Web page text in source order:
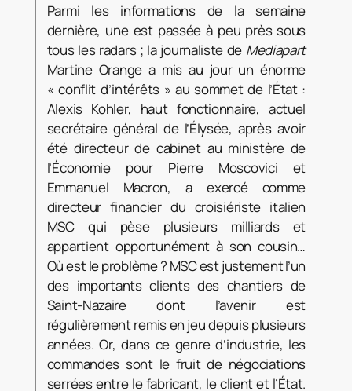
Parmi les informations de la semaine
dernière, une est passée à peu près sous
tous les radars ; la journaliste de Mediapart
Martine Orange a mis au jour un énorme
« conflit d’intérêts » au sommet de l’État :
Alexis Kohler, haut fonctionnaire, actuel
secrétaire général de l’Élysée, après avoir
été directeur de cabinet au ministère de
l’Économie pour Pierre Moscovici et
Emmanuel Macron, a exercé comme
directeur financier du croisiériste italien
MSC qui pèse plusieurs milliards et
appartient opportunément à son cousin…
Où est le problème ? MSC est justement l’un
des importants clients des chantiers de
Saint-Nazaire dont l’avenir est
régulièrement remis en jeu depuis plusieurs
années.Or, dans ce genre d’industrie, les
commandes sont le fruit de négociations
serrées entre le fabricant, le client et l’État.